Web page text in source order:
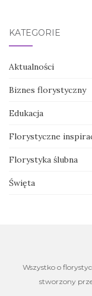
KATEGORIE
Aktualności
Biznes florystyczny
Edukacja
Florystyczne
Florystyka ślubna
Święta
Wszystko o
stworzony